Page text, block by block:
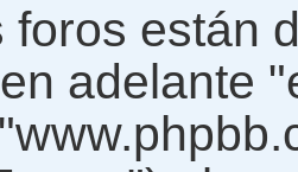
foros están
adelante